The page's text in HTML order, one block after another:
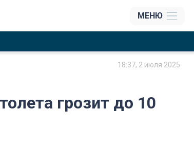
МЕНЮ
18:37, 2 июля 2025
грозит до 10